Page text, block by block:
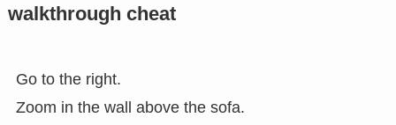
walkthrough cheat
Go to the right.
Zoom in the wall above the sofa.